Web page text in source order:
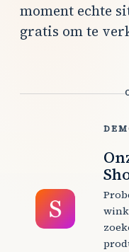
moment echte
gratis om te